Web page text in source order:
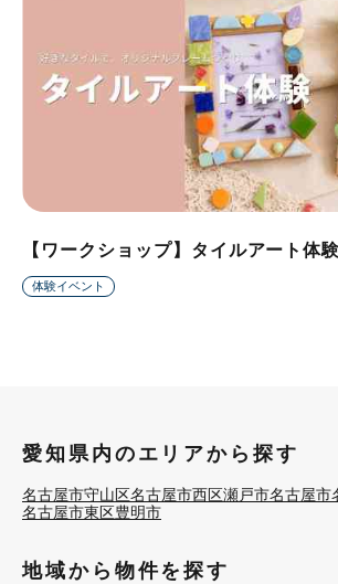
【ワークショップ】タイルアート体験
体験イベント
愛知県内のエリアから探す
名古屋市守山区名古屋市西区瀬戸市名古屋市
名古屋市東区豊明市
地域から物件を探す